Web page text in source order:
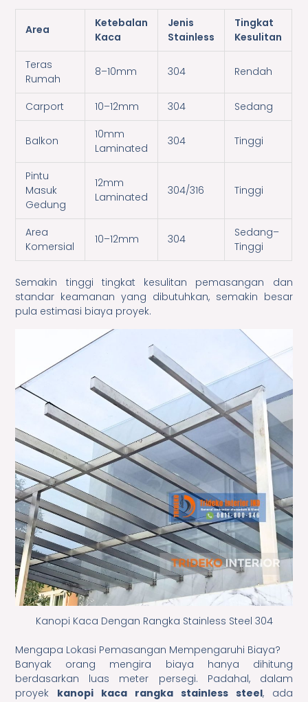
Area
Ketebalan
Kaca
Jenis
Stainless
Tingkat
Kesulitan
Teras
Rumah
8–10mm 304 Rendah
Carport 10–12mm 304 Sedang
Balkon
10mm
Laminated
304 Tinggi
Pintu
Masuk
Gedung
12mm
Laminated
304/316 Tinggi
Area
Komersial
10–12mm 304
Sedang–
Tinggi
Semakin tinggi tingkat kesulitan pemasangan dan
standar keamanan yang dibutuhkan, semakin besar
pula estimasi biaya proyek.
Kanopi Kaca Dengan Rangka Stainless Steel 304
Mengapa Lokasi Pemasangan Mempengaruhi Biaya?
Banyak orang mengira biaya hanya dihitung
berdasarkan luas meter persegi. Padahal, dalam
proyek kanopi kaca rangka stainless steel, ada